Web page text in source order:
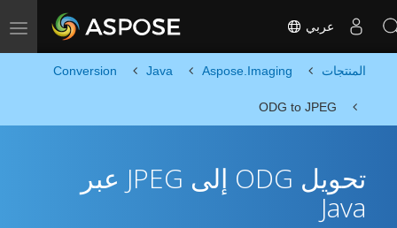
Toggle navigation عربي
المنتجات Aspose.Imaging
Java
Conversion
ODG to JPEG
تحويل ODG إلى JPEG عبر
Java